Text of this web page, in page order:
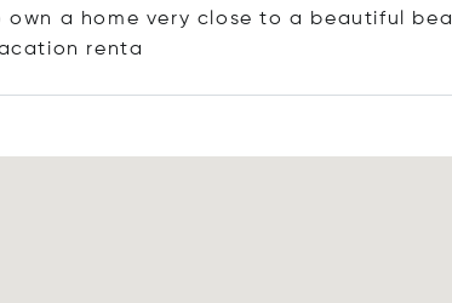
a home very close to a beautiful
renta